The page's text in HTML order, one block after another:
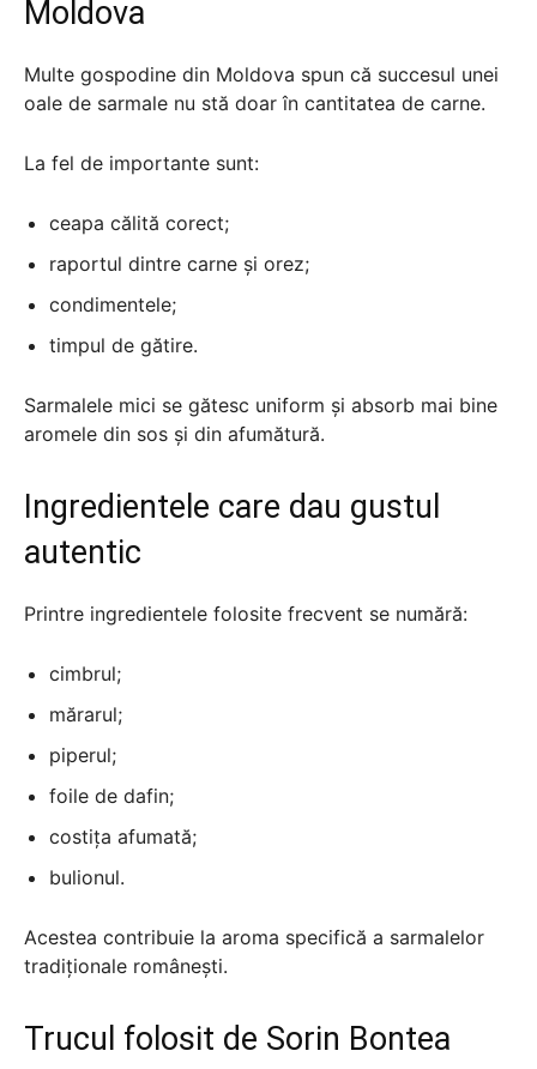
Moldova
Multe gospodine din Moldova spun că succesul unei
oale de sarmale nu stă doar în cantitatea de carne.
La fel de importante sunt:
ceapa călită corect;
raportul dintre carne și orez;
condimentele;
timpul de gătire.
Sarmalele mici se gătesc uniform și absorb mai bine
aromele din sos și din afumătură.
Ingredientele care dau gustul
autentic
Printre ingredientele folosite frecvent se numără:
cimbrul;
mărarul;
piperul;
foile de dafin;
costița afumată;
bulionul.
Acestea contribuie la aroma specifică a sarmalelor
tradiționale românești.
Trucul folosit de Sorin Bontea